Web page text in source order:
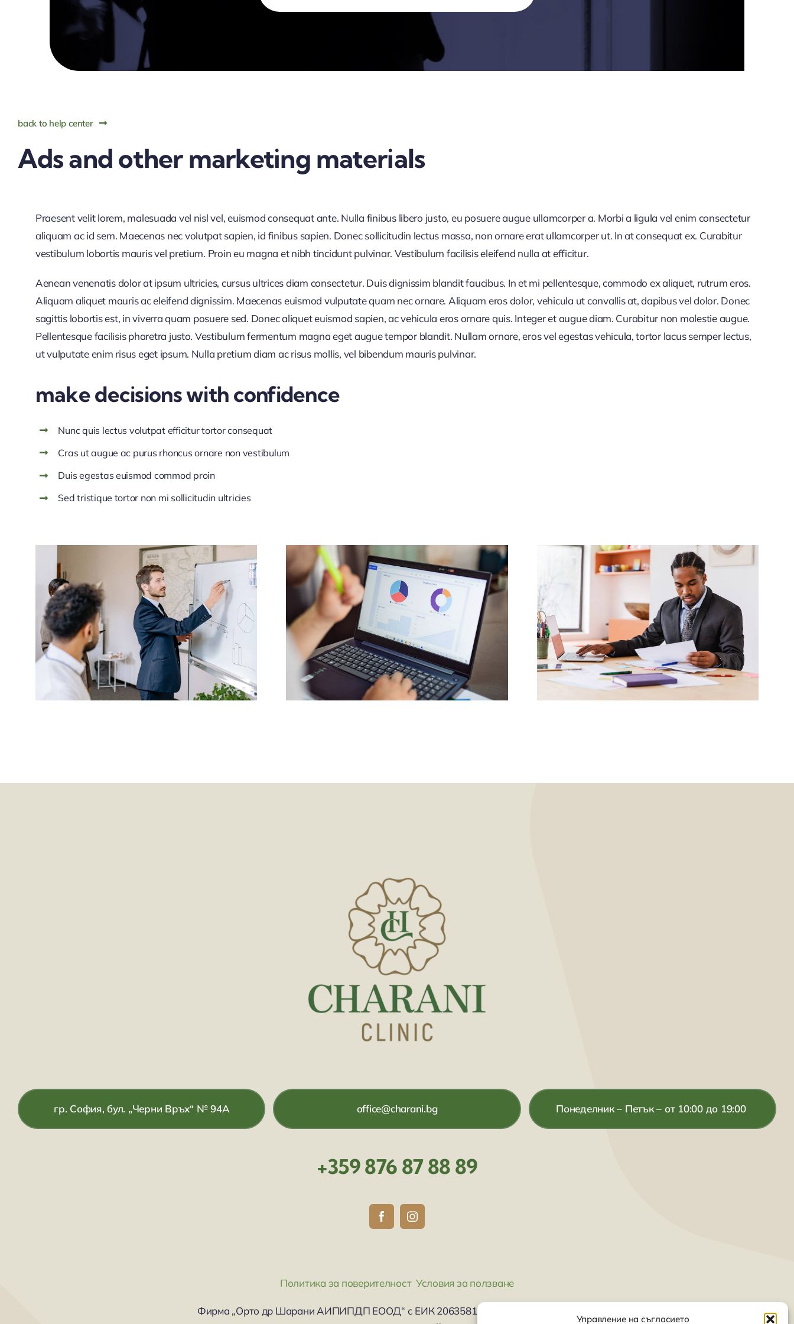
Управление на съгласието
back to help center
Ads and other marketing materials
Praesent velit lorem, malesuada vel nisl vel, euismod consequat ante. Nulla finibus libero justo, eu posuere augue ullamcorper a. Morbi a ligula vel enim consectetur
aliquam ac id sem. Maecenas nec volutpat sapien, id finibus sapien. Donec sollicitudin lectus massa, non ornare erat ullamcorper ut. In at consequat ex. Curabitur
vestibulum lobortis mauris vel pretium. Proin eu magna et nibh tincidunt pulvinar. Vestibulum facilisis eleifend nulla at efficitur.
Aenean venenatis dolor at ipsum ultricies, cursus ultrices diam consectetur. Duis dignissim blandit faucibus. In et mi pellentesque, commodo ex aliquet, rutrum eros.
Aliquam aliquet mauris ac eleifend dignissim. Maecenas euismod vulputate quam nec ornare. Aliquam eros dolor, vehicula ut convallis at, dapibus vel dolor. Donec
sagittis lobortis est, in viverra quam posuere sed. Donec aliquet euismod sapien, ac vehicula eros ornare quis. Integer et augue diam. Curabitur non molestie augue.
Pellentesque facilisis pharetra justo. Vestibulum fermentum magna eget augue tempor blandit. Nullam ornare, eros vel egestas vehicula, tortor lacus semper lectus,
ut vulputate enim risus eget ipsum. Nulla pretium diam ac risus mollis, vel bibendum mauris pulvinar.
make decisions with confidence
Nunc quis lectus volutpat efficitur tortor consequat
Cras ut augue ac purus rhoncus ornare non vestibulum
Duis egestas euismod commod proin
Sed tristique tortor non mi sollicitudin ultricies
гр. София, бул. „Черни Връх“ № 94А office@charani.bg Понеделник – Петък – от 10:00 до 19:00
+359 876 87 88 89
Политика за поверителност Условия за ползване
Фирма „Орто др Шарани АИПИПДП ЕООД“ с ЕИК 206358134 с адрес на управление